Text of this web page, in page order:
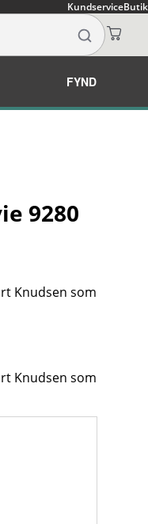
KundserviceButik
FYND
9280
Knudsen som
Knudsen som